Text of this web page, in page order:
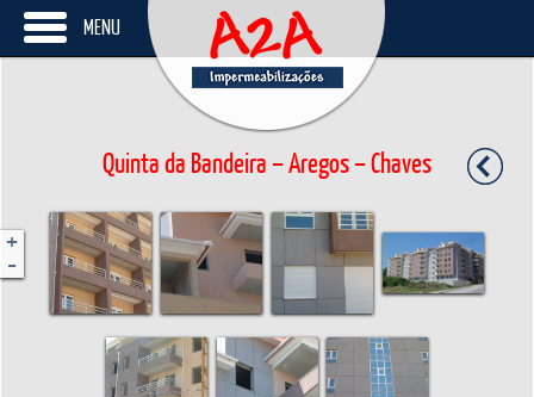
MENU
+
-
Quinta da Bandeira – Aregos – Chaves